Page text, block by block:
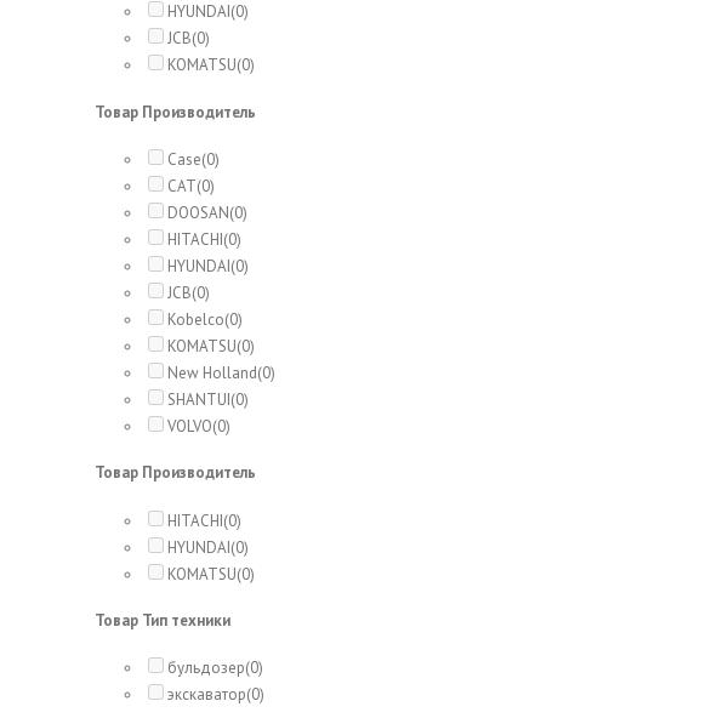
HYUNDAI(0)
JCB(0)
KOMATSU(0)
Товар Производитель
Case(0)
CAT(0)
DOOSAN(0)
HITACHI(0)
HYUNDAI(0)
JCB(0)
Kobelco(0)
KOMATSU(0)
New Holland(0)
SHANTUI(0)
VOLVO(0)
Товар Производитель
HITACHI(0)
HYUNDAI(0)
KOMATSU(0)
Товар Тип техники
бульдозер(0)
экскаватор(0)